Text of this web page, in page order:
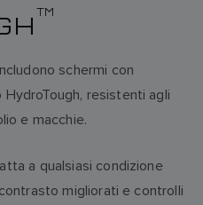
TM
schermi con
resistenti agli
e macchie.
a qualsiasi condizione
migliorati e controlli